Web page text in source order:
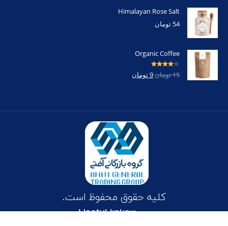
Himalayan Rose Salt
54 تومان
Organic Coffee
امتیاز4.00
از 5 15تومان9تومان
کلیه حقوق محفوظ است.
Useful links